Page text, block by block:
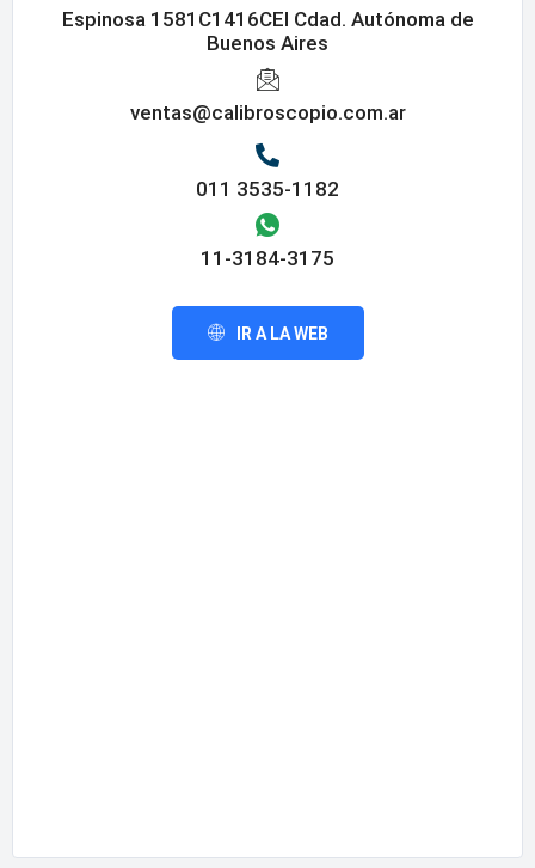
Espinosa 1581C1416CEI Cdad. Autónoma de
Buenos Aires
ventas@calibroscopio.com.ar
011 3535-1182
11-3184-3175
IR A LA WEB